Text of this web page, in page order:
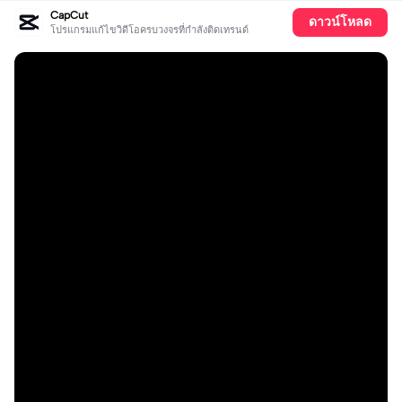
CapCut
โปรแกรมแก้ไขวิดีโอครบวงจรที่กำลังติดเทรนด์ ดาวน์โหลด